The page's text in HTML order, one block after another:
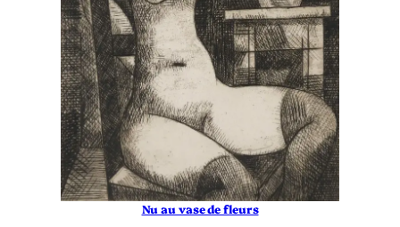
Nu au vase de fleurs